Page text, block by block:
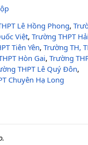
Lê Hồng Phong,
Việt, Trường THPT
Tiên Yên, Trường TH,
Hòn Gai, Trường
THPT Lê Quý Đôn,
Chuyên Hạ Long